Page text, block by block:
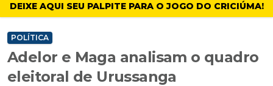
DEIXE AQUI SEU PALPITE PARA O JOGO DO CRICIÚMA!
POLÍTICA
Adelor e Maga analisam o quadro
eleitoral de Urussanga